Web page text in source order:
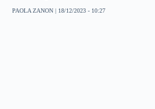
PAOLA ZANON | 18/12/2023 - 10:27